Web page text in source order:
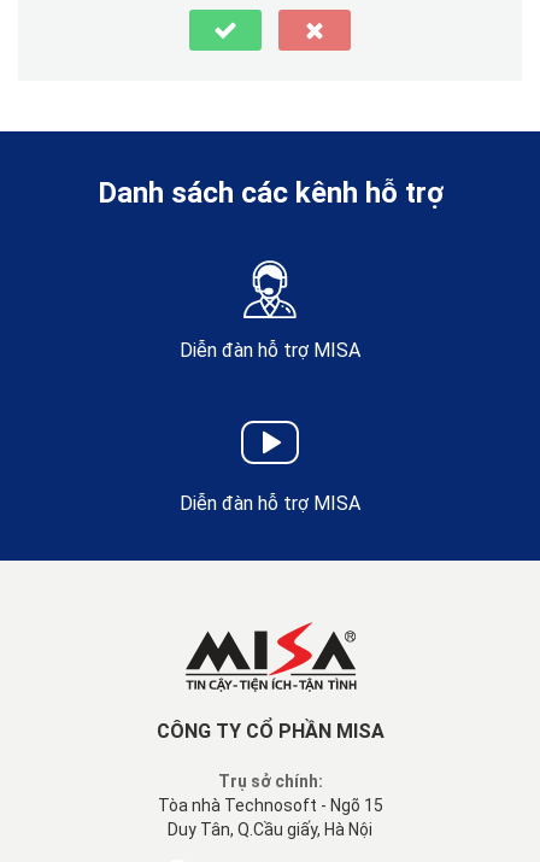
Danh sách các kênh hỗ trợ
Diễn đàn hỗ trợ MISA
Diễn đàn hỗ trợ MISA
CÔNG TY CỔ PHẦN MISA
Trụ sở chính:
Tòa nhà Technosoft - Ngõ 15
Duy Tân, Q.Cầu giấy, Hà Nội